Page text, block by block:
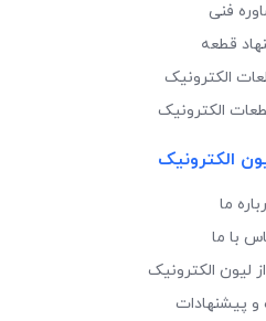
فنی
قطعه
الکترونیک
الکترونیک
الکترونیک
ما
با ما
لیون الکترونیک
و پیشنهادات